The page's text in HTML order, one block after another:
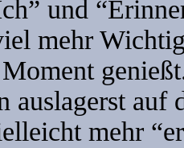
und
mehr
auslagerst auf
mehr